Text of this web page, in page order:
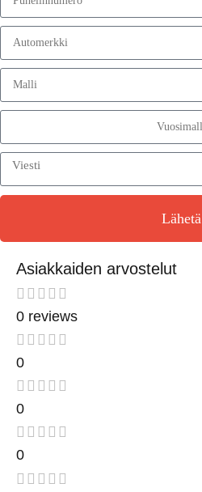
Lähetä
Asiakkaiden arvostelut
0 reviews
0
0
0